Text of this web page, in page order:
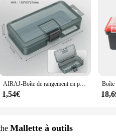
the malette d outil ensures durability
a carpenter, electrician, or
pristine condition for every project.
box; it's a tool organization system.
lids make it simple to identify
it a versatile addition to any
AIRAJ-Boîte de rangement en plastique pour pièces d'outils, boîte à vis, classification des outils, coordinateur électronique, accessoires de forets, boîte à grille épaissie
1,54€
Mallette à outils